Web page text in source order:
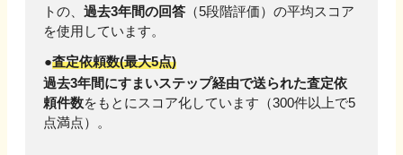
トの、 過去3年間の回答 （5段階評価）の平均スコア
を使用しています。
査定依頼数(最大5点)
過去3年間にすまいステップ経由で送られた査定依
頼件数をもとにスコア化しています（300件以上で5
点満点）。